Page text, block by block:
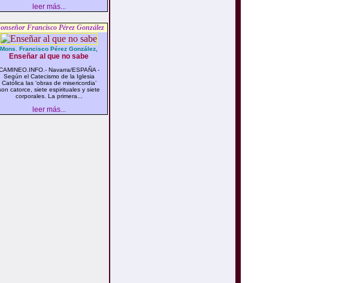
leer más...
Francisco Pérez González
Mons. Francisco Pérez González,
Enseñar al que no sabe
Navarra/ESPAÑA -
Según el Catecismo de la Iglesia
Católica las ‘obras de misericordia’
catorce, siete espirituales y siete
corporales. La primera...
leer más...